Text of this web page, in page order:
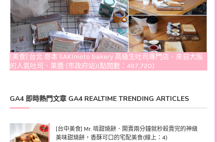
[美食] 台北 嵜本 SAKImoto bakery 高級生吐司專門店．來自大阪
的人氣吐司、果醬 (市政府站)(點閱數：497,720)
GA4 即時熱門文章 GA4 REALTIME TRENDING ARTICLES
[台中美食] Mr. 啃甜燒餅．開賣兩分鐘就秒殺賣完的神級
美味甜燒餅，香酥可口的宅配美食(線上：4)